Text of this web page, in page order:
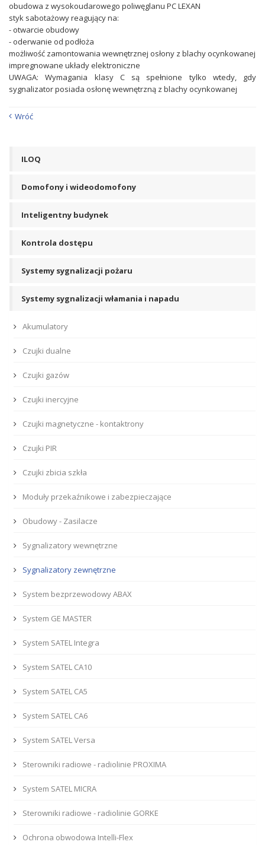
obudowa z wysokoudarowego poliwęglanu PC LEXAN
styk sabotażowy reagujący na:
- otwarcie obudowy
- oderwanie od podłoża
możliwość zamontowania wewnętrznej osłony z blachy ocynkowanej
impregnowane układy elektroniczne
UWAGA: Wymagania klasy C są spełnione tylko wtedy, gdy
sygnalizator posiada osłonę wewnętrzną z blachy ocynkowanej
Wróć
ILOQ
Domofony i wideodomofony
Inteligentny budynek
Kontrola dostępu
Systemy sygnalizacji pożaru
Systemy sygnalizacji włamania i napadu
Akumulatory
Czujki dualne
Czujki gazów
Czujki inercyjne
Czujki magnetyczne - kontaktrony
Czujki PIR
Czujki zbicia szkła
Moduły przekaźnikowe i zabezpieczające
Obudowy - Zasilacze
Sygnalizatory wewnętrzne
Sygnalizatory zewnętrzne
System bezprzewodowy ABAX
System GE MASTER
System SATEL Integra
System SATEL CA10
System SATEL CA5
System SATEL CA6
System SATEL Versa
Sterowniki radiowe - radiolinie PROXIMA
System SATEL MICRA
Sterowniki radiowe - radiolinie GORKE
Ochrona obwodowa Intelli-Flex